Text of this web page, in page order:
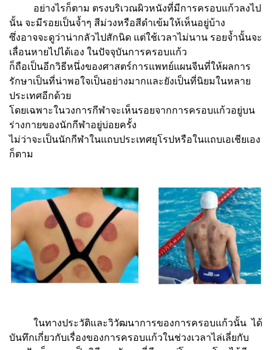
อย่างไรก็ตาม ตรงบริเวณผิวหนังที่มีการครอบแก้วลงไป
นั้น จะมีรอยเป็นจ้ำๆ สีม่วงหรือสีดำเข้มให้เห็นอยู่บ้าง
ซึ่งอาจจะดูว่าน่ากลัวไปสักนิด แต่ใช้เวลาไม่นาน รอยจ้ำนั้นจะ
เลื่อนหายไปได้เอง ในปัจจุบันการครอบแก้ว
ก็ถือเป็นอีกวิธีหนึ่งของศาสตร์การแพทย์แผนจีนที่ให้ผลการ
รักษาเป็นที่น่าพอใจเป็นอย่างมากและยังเป็นที่นิยมในหลาย
ประเทศอีกด้วย
โดยเฉพาะในวงการกีฬาจะเห็นรอยจากการครอบแก้วอยู่บน
ร่างกายของนักกีฬาอยู่บ่อยครั้ง
ไม่ว่าจะเป็นนักกีฬาในแถบประเทศยุโรปหรือในแถบเอเชียเอง
ก็ตาม
ในทางประวัติและวิวัฒนาการของการครอบแก้วนั้น ได้
บันทึกเกี่ยวกับเรื่องของการครอบแก้วในช่วงเวลาไล่เลี่ยกับ